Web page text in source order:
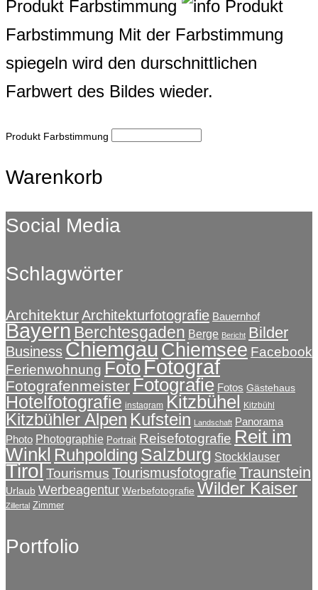
Produkt Farbstimmung
Produkt
Farbstimmung Mit der Farbstimmung
spiegeln wird den durschnittlichen
Farbwert des Bildes wieder.
Produkt Farbstimmung
Warenkorb
Social Media
Schlagwörter
ArchitekturArchitekturfotografie Bauernhof
Bayern Berchtesgaden Berge Bericht Bilder
BusinessChiemgauChiemsee Facebook
Ferienwohnung FotoFotograf
Fotografenmeister Fotografie Fotos Gästehaus
Hotelfotografie instagram Kitzbühel Kitzbühl
Kitzbühler Alpen Kufstein Landschaft Panorama
Photo Photographie Portrait Reisefotografie Reit im
Winkl Ruhpolding Salzburg Stockklauser
TirolTourismus TourismusfotografieTraunstein
Urlaub Werbeagentur Werbefotografie Wilder Kaiser
Zillertal Zimmer
Portfolio